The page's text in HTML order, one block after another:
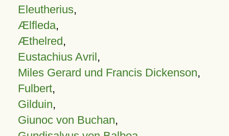
Eleutherius,
Ælfleda,
Æthelred,
Eustachius Avril,
Miles Gerard und Francis Dickenson,
Fulbert,
Gilduin,
Giunoc von Buchan,